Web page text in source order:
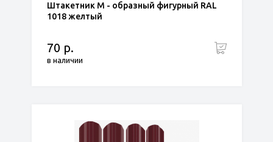
Штакетник М - образный фигурный RAL
1018 желтый
70 р.
в наличии